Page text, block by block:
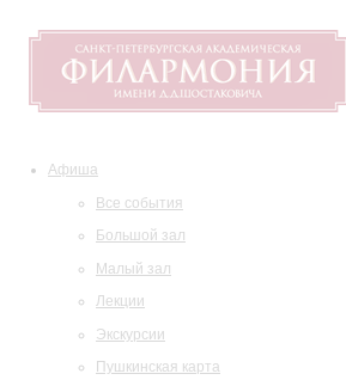
Афиша
Все события
Большой зал
Малый зал
Лекции
Экскурсии
Пушкинская карта